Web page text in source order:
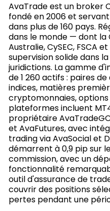
AvaTrade est un broker
fondé en 2006 et
dans plus de 160 pays.
dans le monde — dont la
Australie, CySEC, FSCA
supervision solide dans
juridictions. La gamme
de 1 260 actifs : paires
indices, matières
cryptomonnaies, options
plateformes incluent
propriétaire
et AvaFutures, avec
trading via AvaSocial et
démarrent à 0,9 pip sur
commission, avec un
fonctionnalité
outil d'assurance de
couvrir des positions
pertes pendant une